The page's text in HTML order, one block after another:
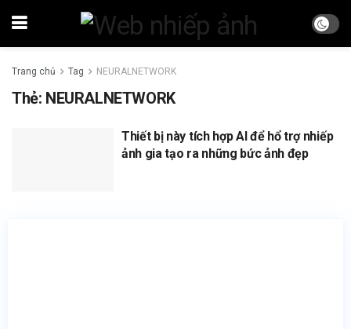
Trang chủ Tag NEURALNETWORK
Thẻ: NEURALNETWORK
Thiết bị này tích hợp AI để hổ trợ nhiếp
ảnh gia tạo ra những bức ảnh đẹp